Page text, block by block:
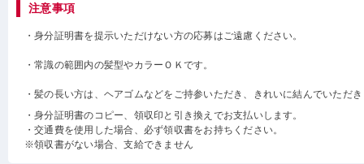
注意事項
・身分証明書を提示いただけない方の応募はご遠慮ください。
・常識の範囲内の髪型やカラーＯＫです。
・髪の長い方は、ヘアゴムなどをご持参いただき、きれいに結んでいただ
・身分証明書のコピー、領収印と引き換えでお支払いします。
・交通費を使用した場合、必ず領収書をお持ちください。
※領収書がない場合、支給できません